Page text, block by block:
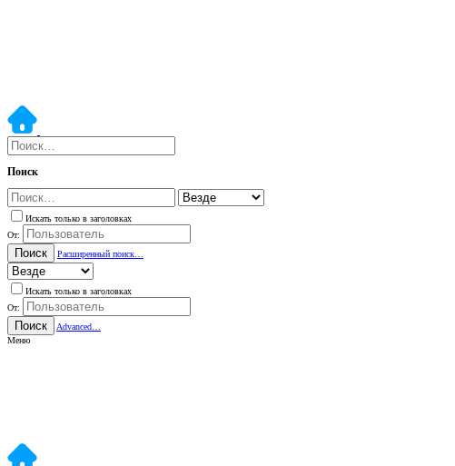
Поиск
Искать только в заголовках
От:
Поиск Расширенный поиск…
Искать только в заголовках
От:
Поиск
Advanced…
Меню